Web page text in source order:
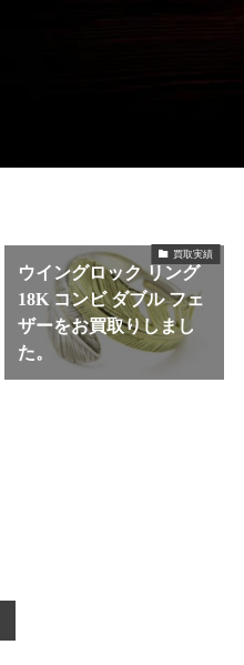
買取実績
ウイングロック リング
18K コンビ ダブル フェ
ザーをお買取りしまし
た。